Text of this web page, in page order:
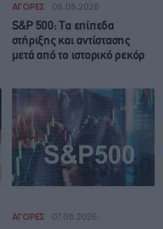
ΑΓΟΡΕΣ 08.08.2026
S&P 500: Τα επίπεδα
στήριξης και αντίστασης
μετά από το ιστορικό ρεκόρ
ΑΓΟΡΕΣ 07.08.2026